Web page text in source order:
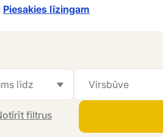
Piesakies līzingam
filtrus